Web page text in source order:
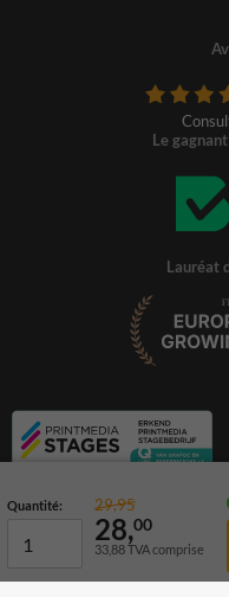
Quantité: 29,95
28,00
33,88TVA comprise
Le
Lauréat
© 2026